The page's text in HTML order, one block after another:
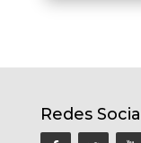
Redes